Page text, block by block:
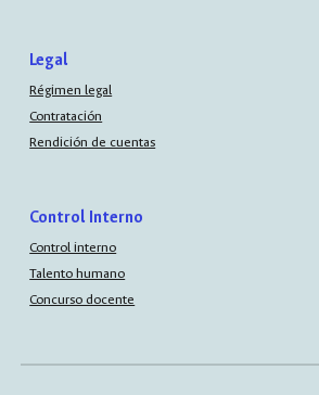
Legal
Régimen legal
Contratación
Rendición de cuentas
Control Interno
Control interno
Talento humano
Concurso docente